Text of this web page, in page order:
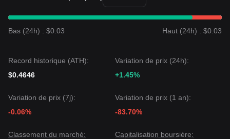
de0,0001550 $et de résistance de0,0001880 $.
Perspectives du marché
tombe en dessous de 0,0001550 $, le prochain objectif à la
Consensus du marché
KernelDAO puisse connaître une volatilité continue ou un
mouvement latéral à court terme, la tendance à moyen
Bas (24h) : $0.03 Haut (24h) : $0.03
Record historique (ATH):
$0.4646
Variation de prix (24h):
+1.45%
Variation de prix (7j):
-0.06%
Variation de prix (1 an):
-83.70%
Classement du marché:
Capitalisation boursière: